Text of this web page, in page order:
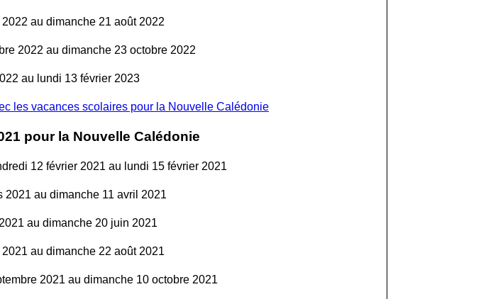
au dimanche 21 août 2022
2022 au dimanche 23 octobre 2022
au lundi 13 février 2023
les vacances scolaires pour la Nouvelle Calédonie
pour la Nouvelle Calédonie
12 février 2021 au lundi 15 février 2021
2021 au dimanche 11 avril 2021
au dimanche 20 juin 2021
au dimanche 22 août 2021
2021 au dimanche 10 octobre 2021